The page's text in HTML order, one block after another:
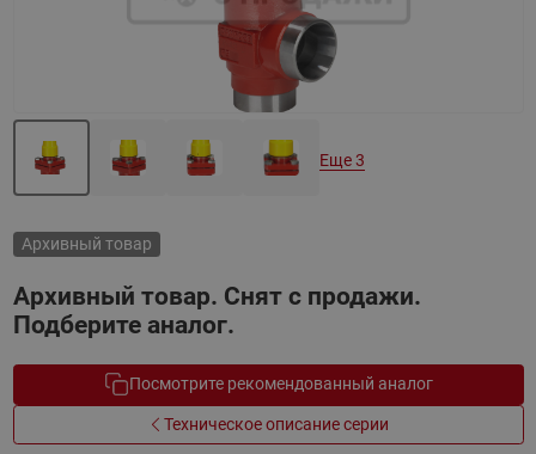
Архивный товар
Архивный товар. Снят с продажи.
Подберите аналог.
Посмотрите рекомендованный аналог
Техническое описание серии
Еще 3